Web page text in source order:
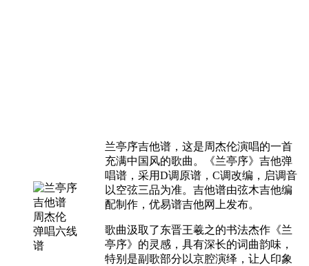
兰亭序吉他谱，这是周杰伦演唱的一首
充满中国风的歌曲。《兰亭序》吉他弹
唱谱，采用D调原谱，C调改编，启调音
以空弦三品为准。吉他谱由弦木吉他编
配制作，优易谱吉他网上发布。
歌曲汲取了东晋王羲之的书法杰作《兰
亭序》的灵感，具有深长的词曲韵味，
特别是副歌部分以京腔演绎，让人印象